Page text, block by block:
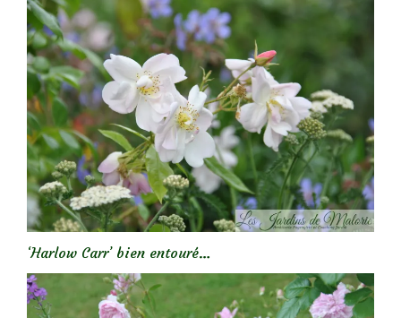
‘Harlow Carr’ bien entouré…